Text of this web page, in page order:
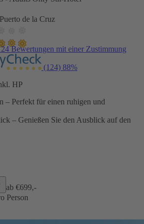
de la Cruz
Bewertungen mit einer Zustimmung
(124) 88%
HP
– Perfekt für einen ruhigen und
– Genießen Sie den Ausblick auf den
ab €699,-
Person